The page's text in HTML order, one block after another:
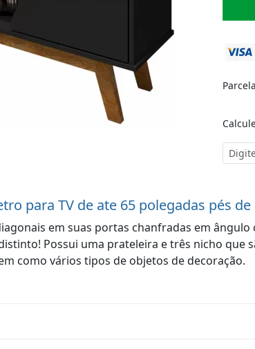
para TV de ate 65 polegadas pés
em suas portas chanfradas em
Possui uma prateleira e três nicho que
como vários tipos de objetos de decoração.